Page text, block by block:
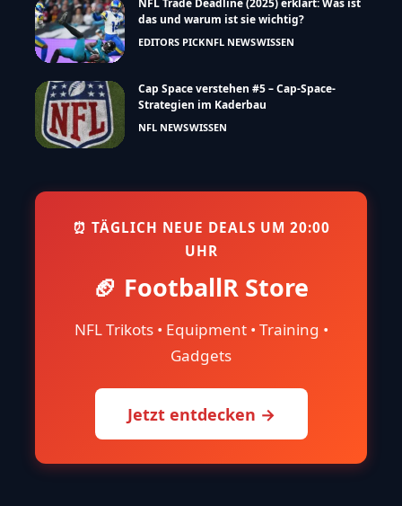
NFL Trade Deadline (2025) erklärt: Was ist
das und warum ist sie wichtig?
EDITORS PICKNFL NEWSWISSEN
Cap Space verstehen #5 – Cap-Space-
Strategien im Kaderbau
NFL NEWSWISSEN
⏰ TÄGLICH NEUE DEALS UM 20:00
UHR
🏈 FootballR Store
NFL Trikots • Equipment • Training •
Gadgets
Jetzt entdecken →